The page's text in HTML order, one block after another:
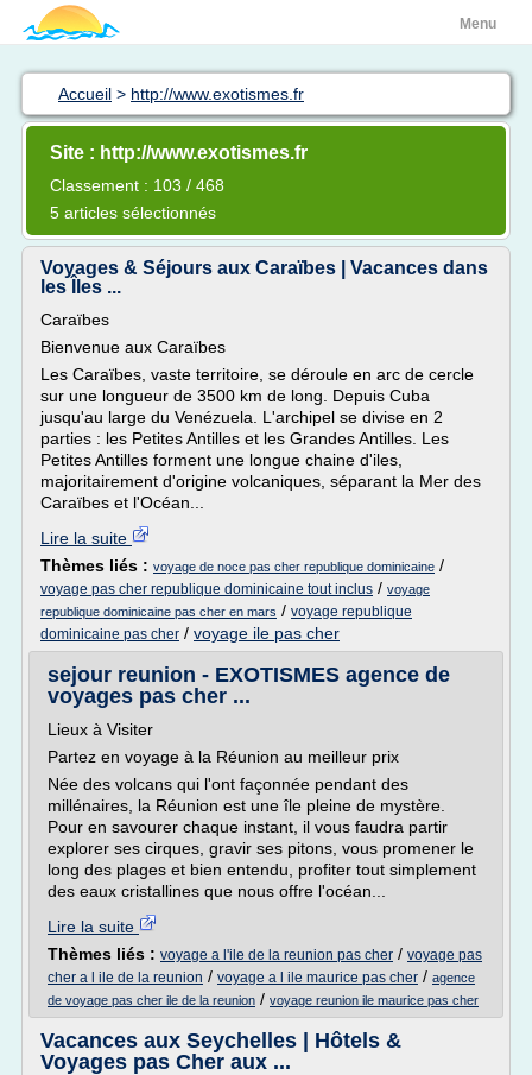
Menu
Accueil > http://www.exotismes.fr
Site : http://www.exotismes.fr
Classement : 103 / 468
5 articles sélectionnés
Voyages & Séjours aux Caraïbes | Vacances dans
les Îles ...
Caraïbes
Bienvenue aux Caraïbes
Les Caraïbes, vaste territoire, se déroule en arc de cercle
sur une longueur de 3500 km de long. Depuis Cuba
jusqu'au large du Venézuela. L'archipel se divise en 2
parties : les Petites Antilles et les Grandes Antilles. Les
Petites Antilles forment une longue chaine d'iles,
majoritairement d'origine volcaniques, séparant la Mer des
Caraïbes et l'Océan...
Lire la suite
Thèmes liés : voyage de noce pas cher republique dominicaine /
voyage pas cher republique dominicaine tout inclus / voyage
republique dominicaine pas cher en mars / voyage republique
dominicaine pas cher / voyage ile pas cher
sejour reunion - EXOTISMES agence de
voyages pas cher ...
Lieux à Visiter
Partez en voyage à la Réunion au meilleur prix
Née des volcans qui l'ont façonnée pendant des
millénaires, la Réunion est une île pleine de mystère.
Pour en savourer chaque instant, il vous faudra partir
explorer ses cirques, gravir ses pitons, vous promener le
long des plages et bien entendu, profiter tout simplement
des eaux cristallines que nous offre l'océan...
Lire la suite
Thèmes liés : voyage a l'ile de la reunion pas cher / voyage pas
cher a l ile de la reunion / voyage a l ile maurice pas cher / agence
de voyage pas cher ile de la reunion / voyage reunion ile maurice pas cher
Vacances aux Seychelles | Hôtels &
Voyages pas Cher aux ...